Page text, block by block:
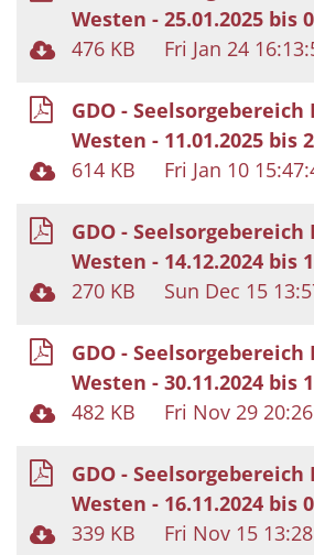
Westen - 25.01.2025 bis
476 KB
Fri Jan 24
GDO -
Westen - 11.01.2025 bis
614 KB
Fri Jan 10
GDO -
Westen - 14.12.2024 bis
270 KB
Sun Dec 15
GDO -
Westen - 30.11.2024 bis
482 KB
Fri Nov 29
GDO -
Westen - 16.11.2024 bis
339 KB
Fri Nov 15